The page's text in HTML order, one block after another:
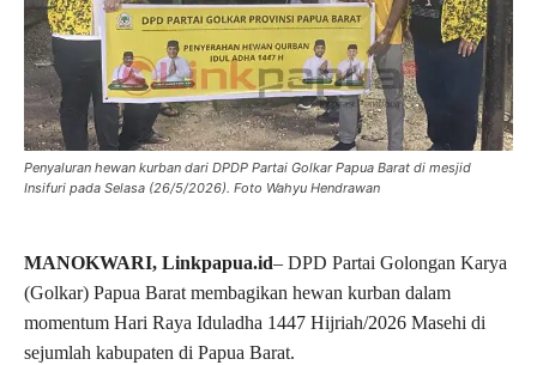
Penyaluran hewan kurban dari DPDP Partai Golkar Papua Barat di mesjid
Insifuri pada Selasa (26/5/2026). Foto Wahyu Hendrawan
MANOKWARI, Linkpapua.id– DPD Partai Golongan Karya
(Golkar) Papua Barat membagikan hewan kurban dalam
momentum Hari Raya Iduladha 1447 Hijriah/2026 Masehi di
sejumlah kabupaten di Papua Barat.